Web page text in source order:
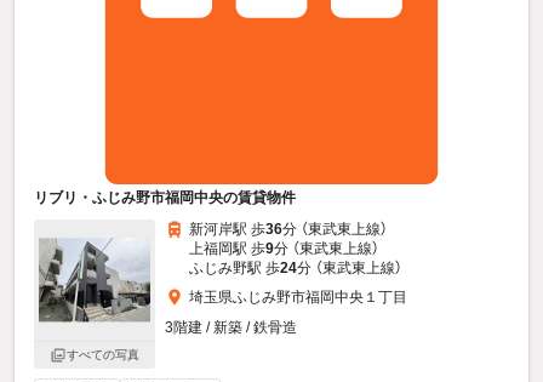
リブリ・ふじみ野市福岡中央の賃貸物件
すべての写真
新河岸駅 歩36分 （東武東上線）
上福岡駅 歩9分 （東武東上線）
ふじみ野駅 歩24分 （東武東上線）
埼玉県ふじみ野市福岡中央１丁目
3階建 / 新築 / 鉄骨造